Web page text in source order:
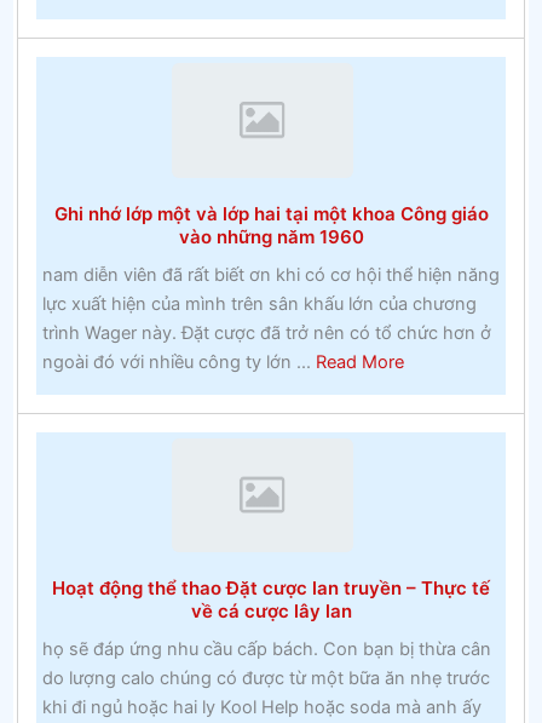
Lịch
sử
và
thoại
địa
phương
Ghi nhớ lớp một và lớp hai tại một khoa Công giáo
vào những năm 1960
nam diễn viên đã rất biết ơn khi có cơ hội thể hiện năng
lực xuất hiện của mình trên sân khấu lớn của chương
trình Wager này. Đặt cược đã trở nên có tổ chức hơn ở
ngoài đó với nhiều công ty lớn ... Read Moreabout
Ghi
nhớ
tại
khoa
Công
giáo
Hoạt động thể thao Đặt cược lan truyền – Thực tế
về cá cược lây lan
họ sẽ đáp ứng nhu cầu cấp bách. Con bạn bị thừa cân
do lượng calo chúng có được từ một bữa ăn nhẹ trước
khi đi ngủ hoặc hai ly Kool Help hoặc soda mà anh ấy